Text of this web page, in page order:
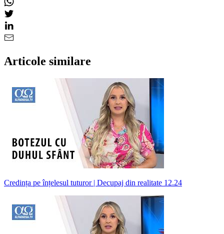
Articole similare
Credința pe înțelesul tuturor | Decupaj din realitate 12.24